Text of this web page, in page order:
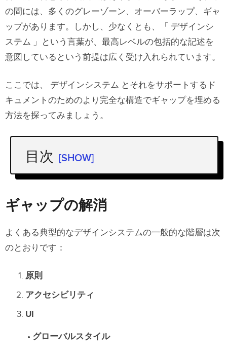
の間には、多くのグレーゾーン、オーバーラップ、ギャ
ップがあります。しかし、少なくとも、「 デザインシ
ステム 」という言葉が、最高レベルの包括的な記述を
意図しているという前提は広く受け入れられています。
ここでは、 デザインシステム とそれをサポートするド
キュメントのためのより完全な構造でギャップを埋める
方法を探ってみましょう。
目次 [SHOW]
ギャップの解消
一段上のレベルに引き上げる：デザイ
デザインシステムのメタファーな例え
ギャップの解消
よくある典型的なデザインシステムの一般的な階層は次
のとおりです：
原則
アクセシビリティ
UI
• グローバルスタイル